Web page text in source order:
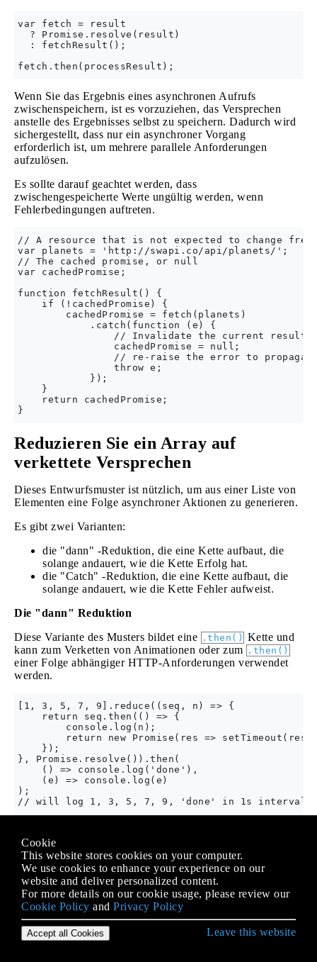
var fetch = result
  ? Promise.resolve(result)
  : fetchResult();
Wenn Sie das Ergebnis eines asynchronen Aufrufs
zwischenspeichern, ist es vorzuziehen, das Versprechen
anstelle des Ergebnisses selbst zu speichern. Dadurch wird
sichergestellt, dass nur ein asynchroner Vorgang
erforderlich ist, um mehrere parallele Anforderungen
aufzulösen.
Es sollte darauf geachtet werden, dass
zwischengespeicherte Werte ungültig werden, wenn
Fehlerbedingungen auftreten.
// A resource that is not expected to change
var planets = 'http://swapi.co/api/planets/';
// The cached promise, or null
var cachedPromise;
function fetchResult() {
    if (!cachedPromise) {
        cachedPromise = fetch(planets)
            .catch(function (e) {
// Invalidate the current result
                cachedPromise = null;
// re-raise the error to
                throw e;
            });
    }
    return cachedPromise;
Reduzieren Sie ein Array auf
verkettete Versprechen
Dieses Entwurfsmuster ist nützlich, um aus einer Liste von
Elementen eine Folge asynchroner Aktionen zu generieren.
Es gibt zwei Varianten:
die "dann" -Reduktion, die eine Kette aufbaut, die
solange andauert, wie die Kette Erfolg hat.
die "Catch" -Reduktion, die eine Kette aufbaut, die
solange andauert, wie die Kette Fehler aufweist.
Die "dann" Reduktion
Diese Variante des Musters bildet eine .then() Kette und
kann zum Verketten von Animationen oder zum .then()
einer Folge abhängiger HTTP-Anforderungen verwendet
werden.
[1, 3, 5, 7, 9].reduce((seq, n) => {
    return seq.then(() => {
        console.log(n);
return new Promise(res => setTimeout(res,
    });
}, Promise.resolve()).then(
    () => console.log('done'),
    (e) => console.log(e)
);
Wir rufen.reduce()für ein.reduce()auf und
stellenPromise.resolve()als Anfangswert
Promise.resolve().
Jedes reduzierte Element fügt dem ursprünglichen
Wert ein.then().
reduce()‚s Produkt wird Promise.resolve (). dann
(...). dann (...).
Nach dem Verkleinern fügen wir manuell einen
Cookie
This website stores cookies on your computer.
We use cookies to enhance your experience on our
website and deliver personalized content.
For more details on our cookie usage, please review our
Cookie Policy and Privacy Policy
Accept all Cookies Leave this website